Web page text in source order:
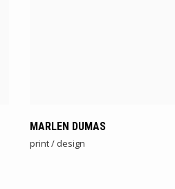
MARLEN DUMAS
print / design